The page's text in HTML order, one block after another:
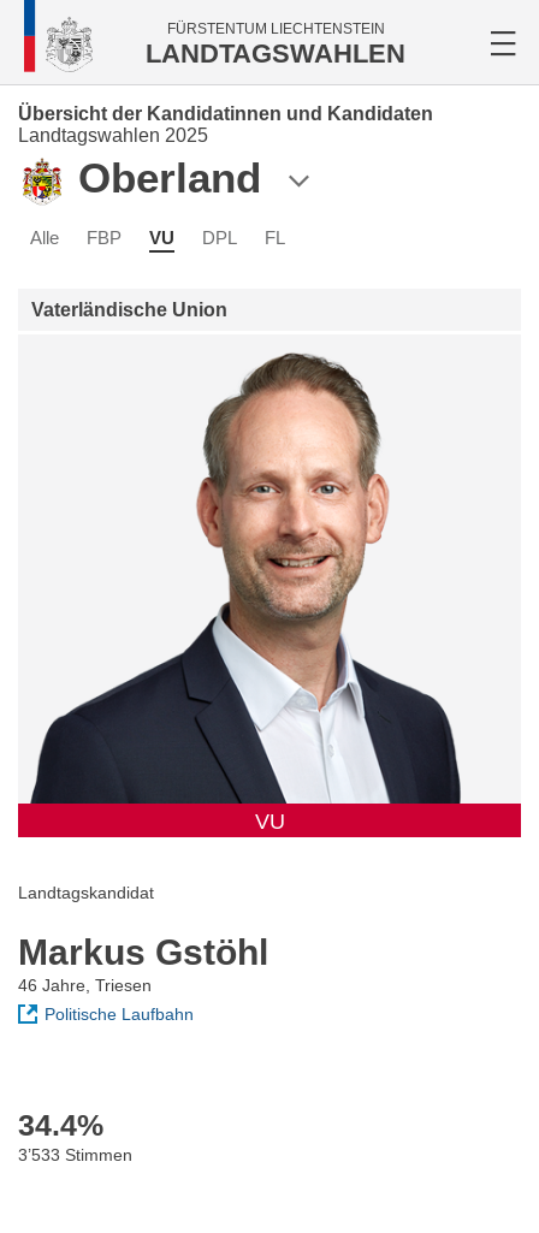
FÜRSTENTUM LIECHTENSTEIN
LANDTAGSWAHLEN
Übersicht der Kandidatinnen und Kandidaten
Landtagswahlen 2025
Oberland
Alle FBP VU DPL FL
Vaterländische Union
VU
Landtagskandidat
Markus Gstöhl
46 Jahre, Triesen
Politische Laufbahn
34.4%
3’533 Stimmen